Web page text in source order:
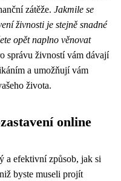
zátěže. Jakmile se
živnosti je stejně snadné
opět naplno věnovat
správu živností vám dávají
a umožňují vám
života.
online
a efektivní způsob, jak si
byste museli projít